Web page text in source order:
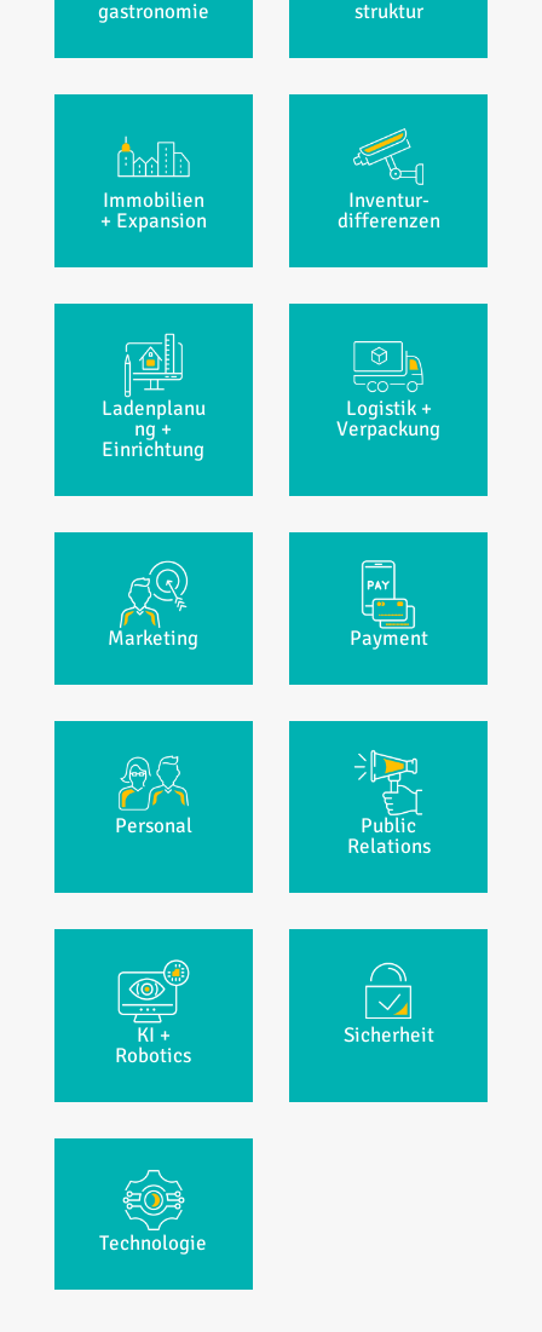
gastronomie
struktur
Immobilien
+ Expansion
Inventur­
differenzen
Ladenplanu
ng +
Einrichtung
Logistik +
Verpackung
Marketing Payment
Personal
Public
Relations
KI +
Robotics
Sicherheit
Technologie